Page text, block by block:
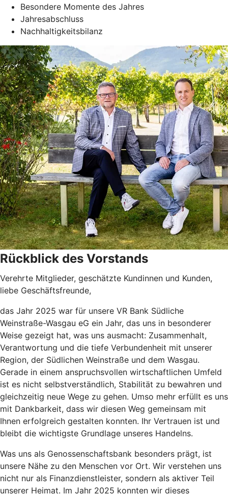
Besondere Momente des Jahres
Jahresabschluss
Nachhaltigkeitsbilanz
Rückblick des Vorstands
Verehrte Mitglieder, geschätzte Kundinnen und Kunden,
liebe Geschäftsfreunde,
das Jahr 2025 war für unsere VR Bank Südliche
Weinstraße-Wasgau eG ein Jahr, das uns in besonderer
Weise gezeigt hat, was uns ausmacht: Zusammenhalt,
Verantwortung und die tiefe Verbundenheit mit unserer
Region, der Südlichen Weinstraße und dem Wasgau.
Gerade in einem anspruchsvollen wirtschaftlichen Umfeld
ist es nicht selbstverständlich, Stabilität zu bewahren und
gleichzeitig neue Wege zu gehen. Umso mehr erfüllt es uns
mit Dankbarkeit, dass wir diesen Weg gemeinsam mit
Ihnen erfolgreich gestalten konnten. Ihr Vertrauen ist und
bleibt die wichtigste Grundlage unseres Handelns.
Was uns als Genossenschaftsbank besonders prägt, ist
unsere Nähe zu den Menschen vor Ort. Wir verstehen uns
nicht nur als Finanzdienstleister, sondern als aktiver Teil
unserer Heimat. Im Jahr 2025 konnten wir dieses